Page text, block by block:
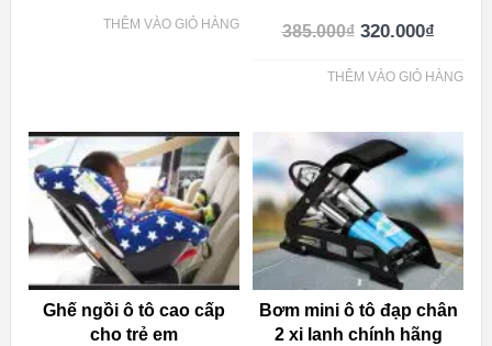
THÊM VÀO GIỎ HÀNG 385.000₫ 320.000₫
THÊM VÀO GIỎ HÀNG
Ghế ngồi ô tô cao cấp
cho trẻ em
Bơm mini ô tô đạp chân
2 xi lanh chính hãng